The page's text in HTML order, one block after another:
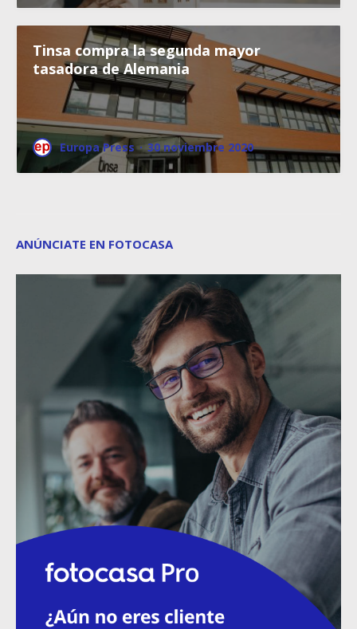
Tinsa compra la segunda mayor
tasadora de Alemania
Europa Press · 30 noviembre 2020
ANÚNCIATE EN FOTOCASA